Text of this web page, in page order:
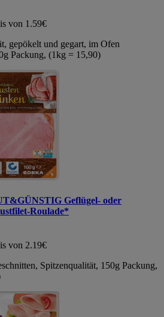
von 1.59€
gepökelt und gegart, im Ofen
Packung, (1kg = 15,90)
Geflügel- oder
Roulade*
von 2.19€
Spitzenqualität, 150g Packung,